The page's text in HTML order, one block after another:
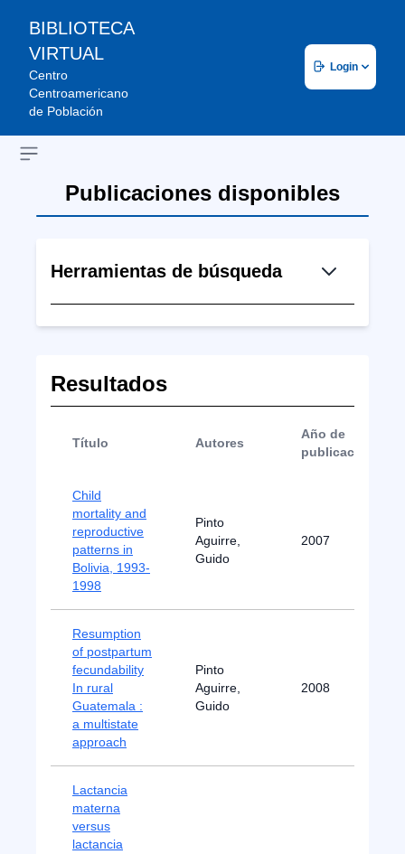
BIBLIOTECA
VIRTUAL
Centro
Centroamericano
de Población
Login
Open sidebar
Publicaciones disponibles
Herramientas de búsqueda
Resultados
Título Autores
Año de
publicación
Child
mortality and
reproductive
patterns in
Bolivia, 1993-
1998
Pinto
Aguirre,
Guido
2007
Resumption
of postpartum
fecundability
In rural
Guatemala :
a multistate
approach
Pinto
Aguirre,
Guido
2008
Lactancia
materna
versus
lactancia